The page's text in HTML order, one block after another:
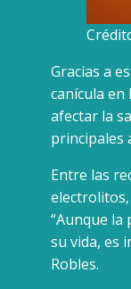
Gracias a
canícula
afectar la
principales
Entre las
“Aunque
su vida, es
Robles.